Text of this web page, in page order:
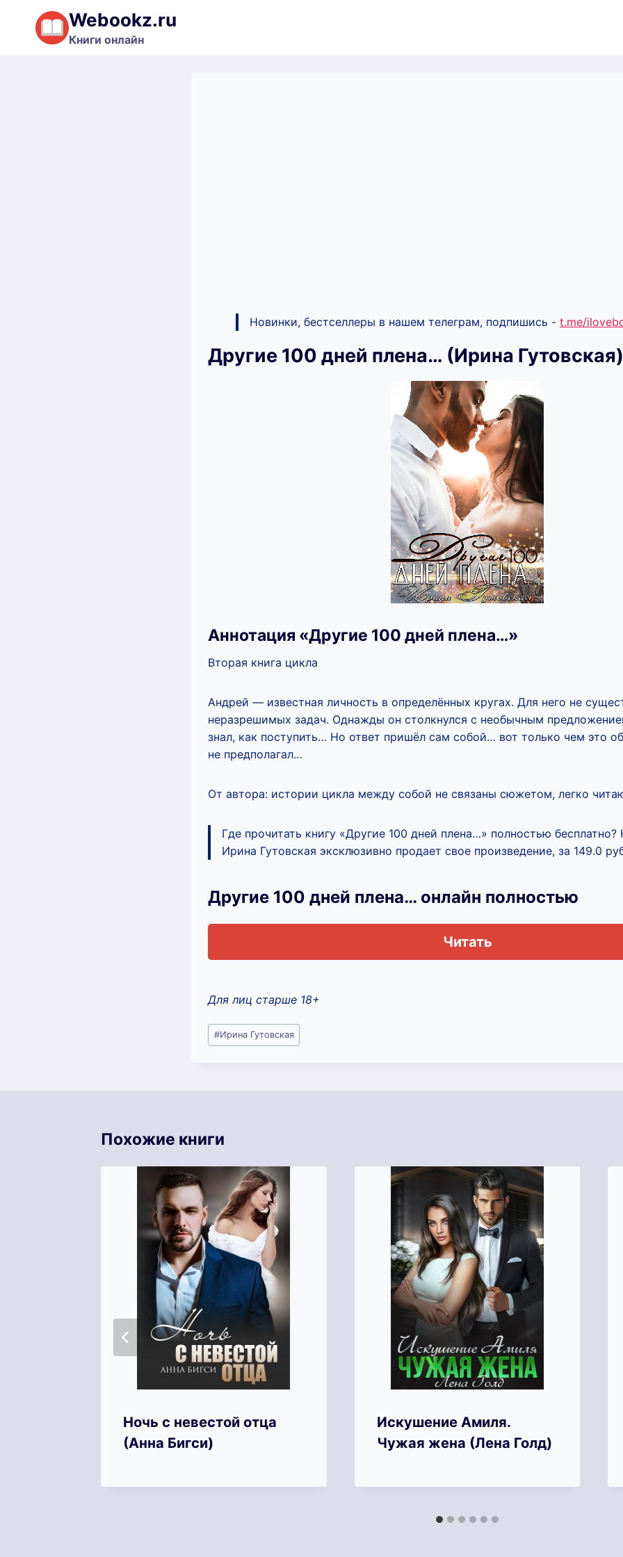
Перейти
содержимому
Webookz.ru
Книги онлайн
Новинки, бестселлеры в нашем телеграм, подпишись - t.me/
Другие 100 дней плена… (Ирина Гутовская)
Аннотация «Другие 100 дней плена…»
Вторая книга цикла
Андрей — известная личность в определённых кругах. Для него не
неразрешимых задач. Однажды он столкнулся с необычным
знал, как поступить… Но ответ пришёл сам собой… вот только чем это
не предполагал…
От автора: истории цикла между собой не связаны сюжетом, легко
Где прочитать книгу «Другие 100 дней плена…» полностью бесплатно?
Ирина Гутовская эксклюзивно продает свое произведение, за 149.0
Другие 100 дней плена… онлайн полностью
Читать
Для лиц старше 18+
Метки
записи:
#Ирина Гутовская
Похожие книги
Ночь с невестой отца
(Анна Бигси)
Искушение Амиля.
Чужая жена (Лена Голд)